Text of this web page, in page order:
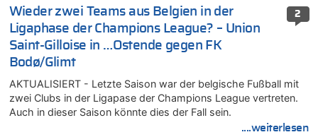
2
Wieder zwei Teams aus Belgien in der
Ligaphase der Champions League? – Union
Saint-Gilloise in …Ostende gegen FK
Bodø/Glimt
AKTUALISIERT - Letzte Saison war der belgische Fußball mit
zwei Clubs in der Ligapase der Champions League vertreten.
Auch in dieser Saison könnte dies der Fall sein.
....weiterlesen